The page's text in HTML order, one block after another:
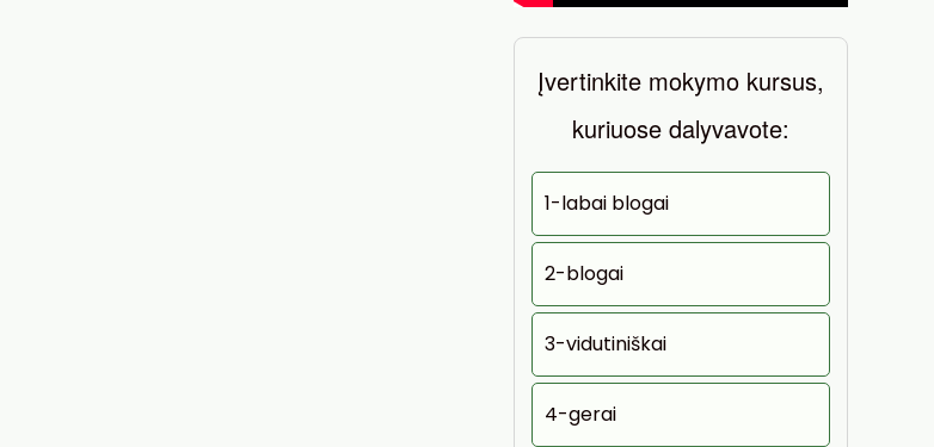
Įvertinkite mokymo kursus,
kuriuose dalyvavote:
1-labai blogai
2-blogai
3-vidutiniškai
4-gerai